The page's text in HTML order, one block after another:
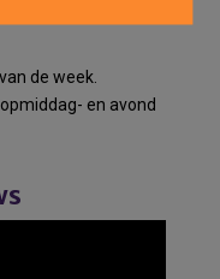
de week.
en avond